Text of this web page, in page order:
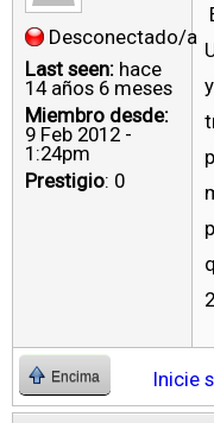
Desconectado/a
Last seen: hace
14 años 6 meses
Miembro desde:
9 Feb 2012 -
1:24pm
Prestigio: 0
Encima Inicie